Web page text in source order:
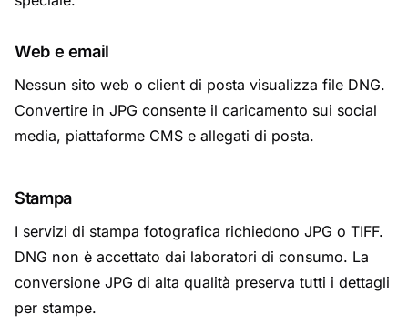
Web e email
Nessun sito web o client di posta visualizza file DNG.
Convertire in JPG consente il caricamento sui social
media, piattaforme CMS e allegati di posta.
Stampa
I servizi di stampa fotografica richiedono JPG o TIFF.
DNG non è accettato dai laboratori di consumo. La
conversione JPG di alta qualità preserva tutti i dettagli
per stampe.